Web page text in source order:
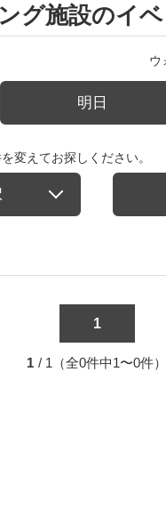
グ施設のイベ
ウ
明日
変えてお探しください。
1
1 / 1（全0件中1〜0件）